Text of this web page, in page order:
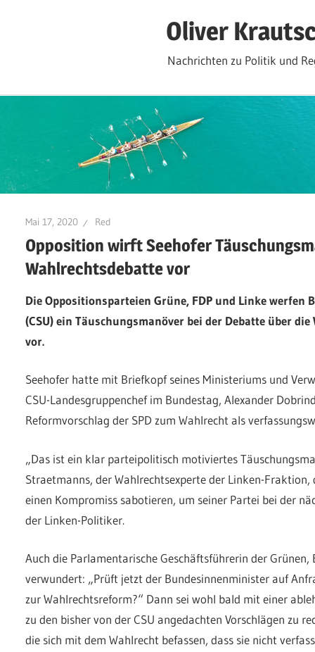
Oliver
Nachrichten zu Politik und
Mai 17, 2020 Red
Opposition wirft Seehofer
Wahlrechtsdebatte vor
Die Oppositionsparteien Grüne, FDP und Linke werfen
(CSU) ein Täuschungsmanöver bei der Debatte über
vor.
Seehofer hatte mit Briefkopf seines Ministeriums und
CSU-Landesgruppenchef im Bundestag, Alexander
Reformvorschlag der SPD zum Wahlrecht als
„Das ist ein klar parteipolitisch motiviertes
Straetmanns, der Wahlrechtsexperte der Linken-Fraktion,
einen Kompromiss sabotieren, um seiner Partei bei der
der Linken-Politiker.
Auch die Parlamentarische Geschäftsführerin der
verwundert: „Prüft jetzt der Bundesinnenminister auf
zur Wahlrechtsreform?“ Dann sei wohl bald mit einer
zu den bisher von der CSU angedachten Vorschlägen zu
die sich mit dem Wahlrecht befassen, dass sie nicht